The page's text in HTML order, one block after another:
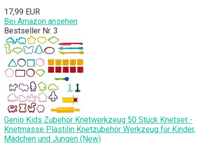
17,99 EUR
Bei Amazon ansehen
Bestseller Nr. 3
Genio Kids Zubehör Knetwerkzeug 50 Stück Knetset -
Knetmasse Plastilin Knetzubehör Werkzeug für Kinder,
Mädchen und Jungen (New)